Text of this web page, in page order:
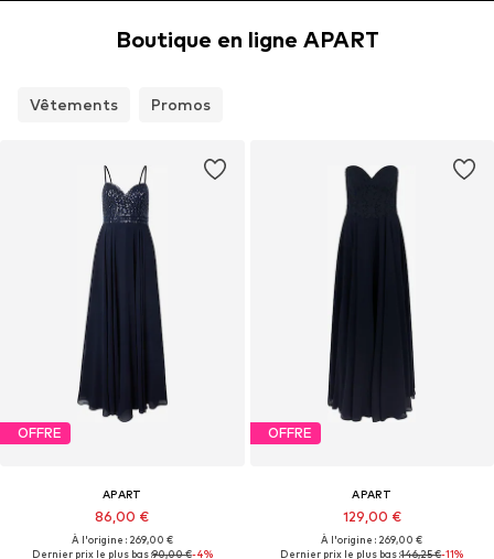
Boutique en ligne APART
Vêtements Promos
OFFRE
APART
86,00 €
À l'origine : 269,00 €
Dernier prix le plus bas :90,00 €-4%
OFFRE
APART
129,00 €
À l'origine : 269,00 €
Dernier prix le plus bas :146,25 €-11%